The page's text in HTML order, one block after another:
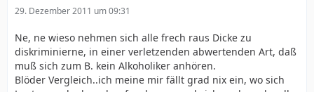
29. Dezember 2011 um 09:31
Ne, ne wieso nehmen sich alle frech raus Dicke zu
diskriminierne, in einer verletzenden abwertenden Art, daß
muß sich zum B. kein Alkoholiker anhören.
Blöder Vergleich..ich meine mir fällt grad nix ein, wo sich